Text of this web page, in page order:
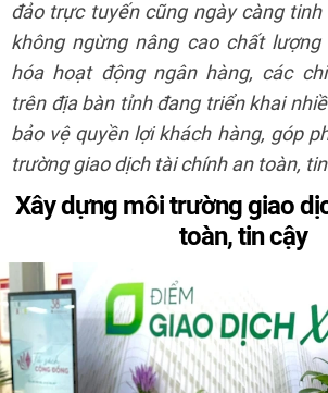
đảo trực tuyến cũng ngày càng tinh
không ngừng nâng cao chất
hóa hoạt động ngân hàng, các
trên địa bàn tỉnh đang triển khai
bảo vệ quyền lợi khách hàng, góp
trường giao dịch tài chính an toàn,
Xây dựng môi trường giao
toàn, tin cậy